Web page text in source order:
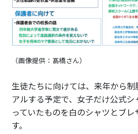
（画像提供：髙橋さん）
生徒たちに向けては、来年から
アルする予定で、女子だけ公式
っていたものを白のシャツとブレ
す。